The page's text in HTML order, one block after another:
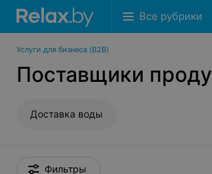
Все рубрики
Услуги для бизнеса (B2B)
Поставщики
Доставка воды
Фильтры